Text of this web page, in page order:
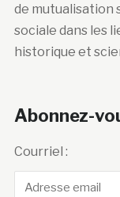
de mutualisation
sociale dans les
historique et
Abonnez-
Courriel :